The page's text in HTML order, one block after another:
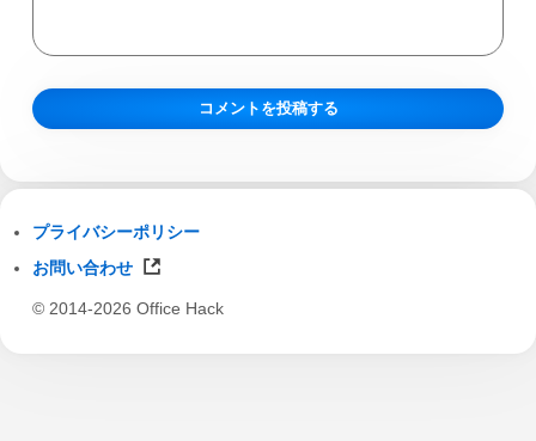
プライバシーポリシー
お問い合わせ
© 2014-2026 Office Hack